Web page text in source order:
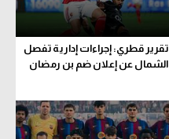
تقرير قطري: إجراءات إدارية تفصل
الشمال عن إعلان ضم بن رمضان